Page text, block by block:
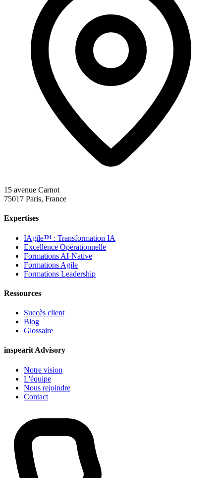
15 avenue Carnot
75017 Paris, France
Expertises
IAgile™ : Transformation IA
Excellence Opérationnelle
Formations AI-Native
Formations Agile
Formations Leadership
Ressources
Succès client
Blog
Glossaire
inspearit Advisory
Notre vision
L'équipe
Nous rejoindre
Contact